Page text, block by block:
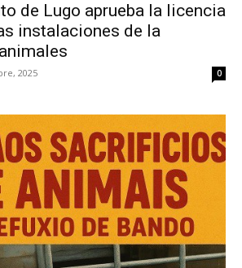
de Lugo aprueba la licencia
instalaciones de la
2025 0